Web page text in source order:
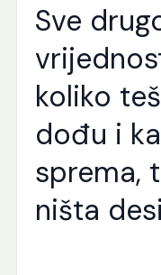
Sve
koliko
dođu i
sprema,
ništa